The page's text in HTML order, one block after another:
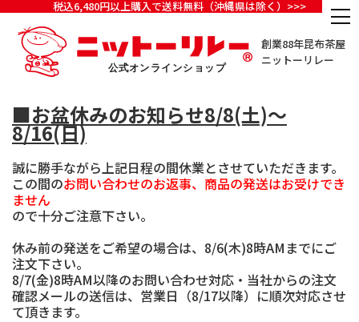
税込6,480円以上購入で送料無料（沖縄県は除く）>>>
創業88年昆布茶屋
ニットーリレー
■お盆休みのお知らせ8/8(土)～
8/16(日)
誠に勝手ながら上記日程の間休業とさせていただきます。
この間のお問い合わせのお返事、商品の発送はお受けでき
ません
ので十分ご注意下さい。
休み前の発送をご希望の場合は、8/6(木)8時AMまでにご
注文下さい。
8/7(金)8時AM以降のお問い合わせ対応・当社からの注文
確認メールの送信は、営業日（8/17以降）に順次対応させ
て頂きます。